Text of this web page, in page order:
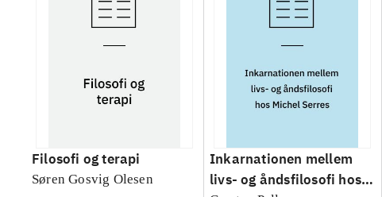
Filosofi og terapi
Søren Gosvig Olesen
Inkarnationen mellem
livs- og åndsfilosofi hos